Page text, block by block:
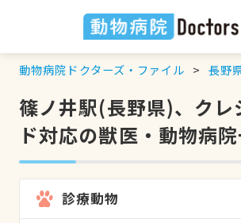
動物病院ドクターズ・ファイル 長野
篠ノ井駅(長野県)、クレ
ド対応の獣医・動物病
診療動物